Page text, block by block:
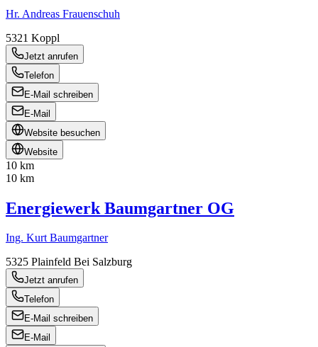
Hr. Andreas Frauenschuh
5321 Koppl
Jetzt anrufen
Telefon
E-Mail schreiben
E-Mail
Website besuchen
Website
10 km
10 km
Energiewerk Baumgartner OG
Ing. Kurt Baumgartner
5325 Plainfeld Bei Salzburg
Jetzt anrufen
Telefon
E-Mail schreiben
E-Mail